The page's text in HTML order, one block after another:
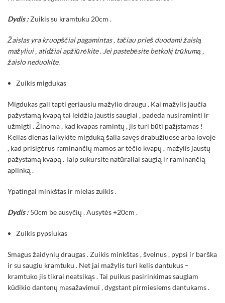
Dydis :Zuikis su kramtuku 20cm .
Žaislas yra kruopščiai pagamintas , tačiau prieš duodami žaislą
mažyliui , atidžiai apžiūrėkite . Jei pastebėsite betkokį trūkumą ,
žaislo neduokite.
Zuikis migdukas
Migdukas gali tapti geriausiu mažylio draugu . Kai mažylis jaučia
pažystamą kvapą tai leidžia jaustis saugiai , padeda nusiraminti ir
užmigti . Žinoma , kad kvapas ramintų , jis turi būti pažįstamas !
Kelias dienas laikykite migduką šalia savęs drabužiuose arba lovoje
, kad prisigėrus raminančių mamos ar tėčio kvapų , mažylis jaustų
pažystamą kvapą . Taip sukursite natūraliai saugią ir raminančią
aplinką .
Ypatingai minkštas ir mielas zuikis .
Dydis :50cm be ausyčių . Ausytės +20cm .
Zuikis pypsiukas
Smagus žaidynių draugas . Zuikis minkštas , švelnus , pypsi ir barška
ir su saugiu kramtuku . Net jai mažylis turi kelis dantukus –
kramtuko jis tikrai neatsikąs . Tai puikus pasirinkimas saugiam
kūdikio dantenų masažavimui , dygstant pirmiesiems dantukams .